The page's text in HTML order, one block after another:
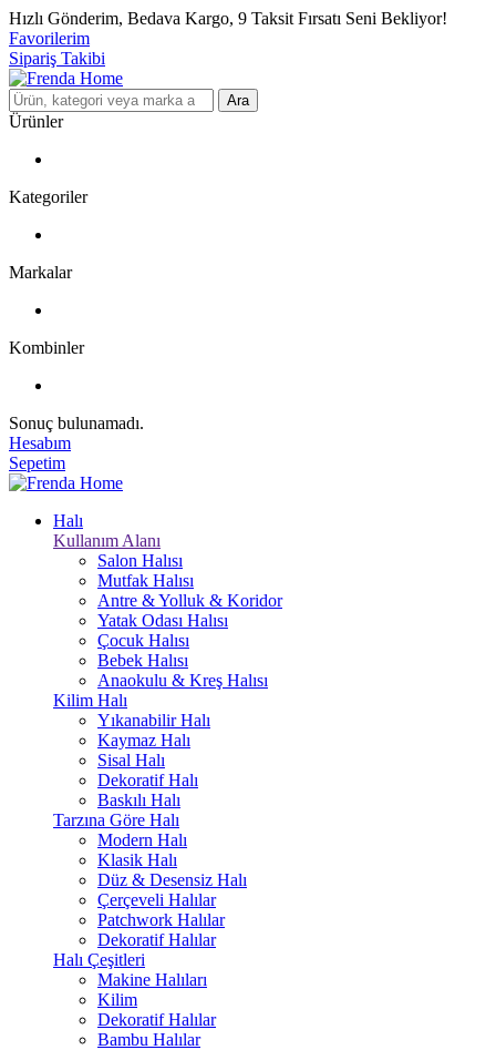
Hızlı Gönderim, Bedava Kargo, 9 Taksit Fırsatı Seni Bekliyor!
Favorilerim
Sipariş Takibi
Ara
Ürünler
Kategoriler
Markalar
Kombinler
Sonuç bulunamadı.
Hesabım
Sepetim
Halı
Kullanım Alanı
Salon Halısı
Mutfak Halısı
Antre & Yolluk & Koridor
Yatak Odası Halısı
Çocuk Halısı
Bebek Halısı
Anaokulu & Kreş Halısı
Kilim Halı
Yıkanabilir Halı
Kaymaz Halı
Sisal Halı
Dekoratif Halı
Baskılı Halı
Tarzına Göre Halı
Modern Halı
Klasik Halı
Düz & Desensiz Halı
Çerçeveli Halılar
Patchwork Halılar
Dekoratif Halılar
Halı Çeşitleri
Makine Halıları
Kilim
Dekoratif Halılar
Bambu Halılar